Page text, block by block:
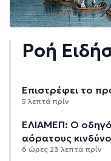
Ροή
Επιστρέφει το
5 λεπτά πρίν
ΕΛΙΑΜΕΠ: Ο
αόρατους
6 ώρες 23 λεπτά πρίν